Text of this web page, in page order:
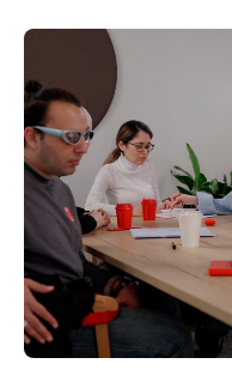
ПАО
"МТС"
Собрания
акционеров
Личный
кабинет
акционера
Акционерный
капитал
Контроль
и
аудит
Рынок
акций